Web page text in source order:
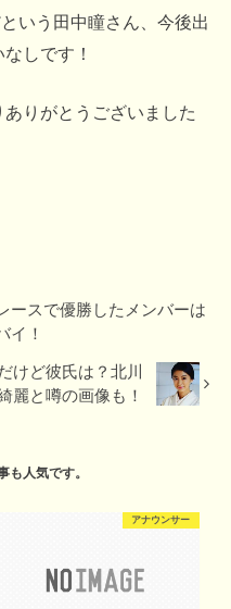
いう田中瞳さん、今後出
しです！
りがとうございました
ースで優勝したメンバーは
イ！
けど彼氏は？北川
麗と噂の画像も！
も人気です。
アナウンサー